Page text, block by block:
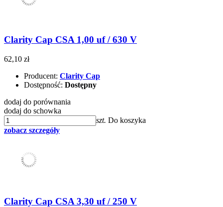
Clarity Cap CSA 1,00 uf / 630 V
62,10 zł
Producent: Clarity Cap
Dostępność: Dostępny
dodaj do porównania
dodaj do schowka
szt. Do koszyka
zobacz szczegóły
Clarity Cap CSA 3,30 uf / 250 V